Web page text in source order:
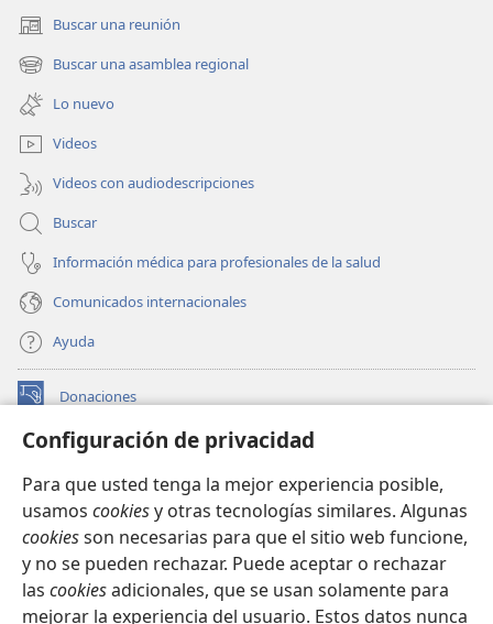
Configuración de privacidad
Para que usted tenga la mejor experiencia posible,
usamos cookiesy otras tecnologías similares. Algunas
cookiesson necesarias para que el sitio web funcione,
y no se pueden rechazar. Puede aceptar o rechazar
las cookiesadicionales, que se usan solamente para
mejorar la experiencia del usuario. Estos datos nunca
Buscar una reunión
(abre
una
nueva
ventana)
Buscar una asamblea regional
(abre
una
nueva
ventana)
Lo nuevo
Videos
Videos con audiodescripciones
Buscar
Información médica para profesionales de la salud
Comunicados internacionales
Ayuda
Donaciones
(abre
nueva BIBLIOTECA EN LÍNEA Watchtower™
una
nueva
ventana)
JW Hub
(abre
una
nueva
ventana)
JW Library
Watchtower Library